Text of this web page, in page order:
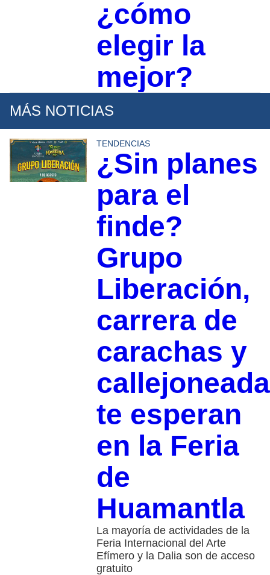
¿cómo
elegir la
mejor?
MÁS NOTICIAS
TENDENCIAS
¿Sin planes
para el
finde?
Grupo
Liberación,
carrera de
carachas y
callejoneada
te esperan
en la Feria
de
Huamantla
La mayoría de actividades de la
Feria Internacional del Arte
Efímero y la Dalia son de acceso
gratuito